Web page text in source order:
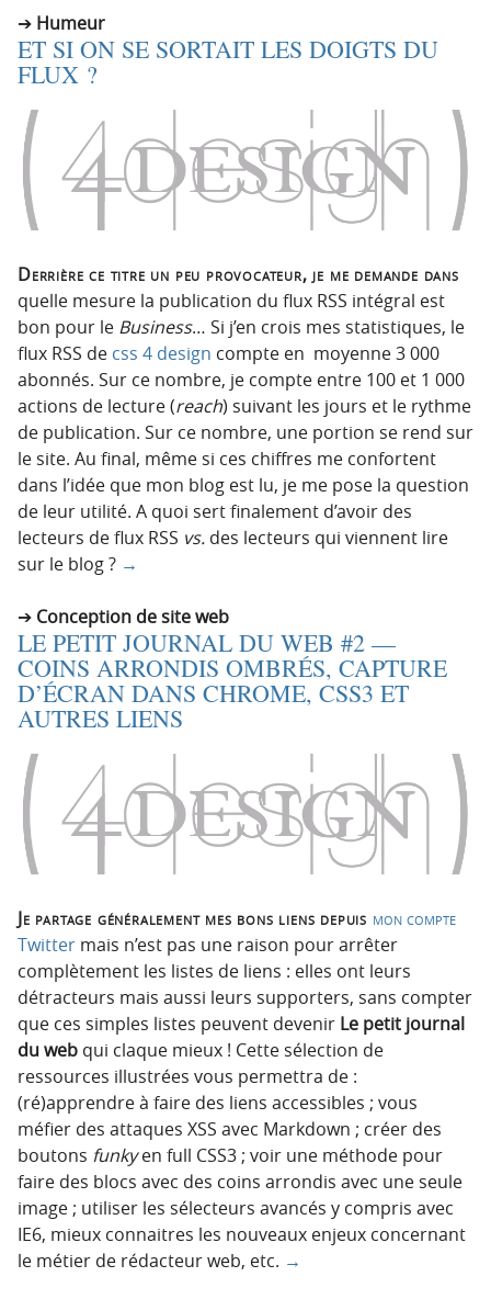
c
i
p
e
Humeur
ET SI ON SE SORTAIT LES DOIGTS DU
FLUX ?
Derrière ce titre un peu provocateur, je me demande dans
quelle mesure la publication du flux RSS intégral est
bon pour le Business… Si j’en crois mes statistiques, le
flux RSS de css 4 design compte en moyenne 3 000
abonnés. Sur ce nombre, je compte entre 100 et 1 000
actions de lecture (reach) suivant les jours et le rythme
de publication. Sur ce nombre, une portion se rend sur
le site. Au final, même si ces chiffres me confortent
dans l’idée que mon blog est lu, je me pose la question
de leur utilité. A quoi sert finalement d’avoir des
lecteurs de flux RSS vs. des lecteurs qui viennent lire
sur le blog ? →
Conception de site web
LE PETIT JOURNAL DU WEB #2 —
COINS ARRONDIS OMBRÉS, CAPTURE
D’ÉCRAN DANS CHROME, CSS3 ET
AUTRES LIENS
Je partage généralement mes bons liens depuis mon compte
Twitter mais n’est pas une raison pour arrêter
complètement les listes de liens : elles ont leurs
détracteurs mais aussi leurs supporters, sans compter
que ces simples listes peuvent devenir Le petit journal
du web qui claque mieux ! Cette sélection de
ressources illustrées vous permettra de :
(ré)apprendre à faire des liens accessibles ; vous
méfier des attaques XSS avec Markdown ; créer des
boutons funkyen full CSS3 ; voir une méthode pour
faire des blocs avec des coins arrondis avec une seule
image ; utiliser les sélecteurs avancés y compris avec
IE6, mieux connaitres les nouveaux enjeux concernant
le métier de rédacteur web, etc. →